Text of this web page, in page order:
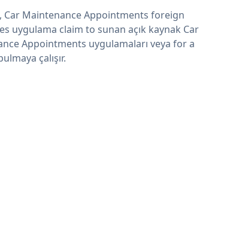
Car Maintenance Appointments foreign
uygulama claim to sunan açık kaynak Car
Appointments uygulamaları veya for a
çalışır.